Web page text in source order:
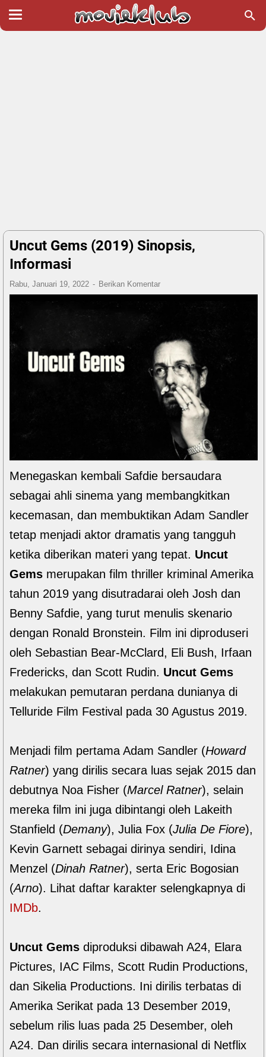
Uncut Gems (2019) Sinopsis,
Informasi
Rabu, Januari 19, 2022 Berikan Komentar
Menegaskan kembali Safdie bersaudara
sebagai ahli sinema yang membangkitkan
kecemasan, dan membuktikan Adam Sandler
tetap menjadi aktor dramatis yang tangguh
ketika diberikan materi yang tepat. Uncut
Gems merupakan film thriller kriminal Amerika
tahun 2019 yang disutradarai oleh Josh dan
Benny Safdie, yang turut menulis skenario
dengan Ronald Bronstein. Film ini diproduseri
oleh Sebastian Bear-McClard, Eli Bush, Irfaan
Fredericks, dan Scott Rudin. Uncut Gems
melakukan pemutaran perdana dunianya di
Telluride Film Festival pada 30 Agustus 2019.
Menjadi film pertama Adam Sandler (Howard
Ratner) yang dirilis secara luas sejak 2015 dan
debutnya Noa Fisher (Marcel Ratner), selain
mereka film ini juga dibintangi oleh Lakeith
Stanfield (Demany), Julia Fox (Julia De Fiore),
Kevin Garnett sebagai dirinya sendiri, Idina
Menzel (Dinah Ratner), serta Eric Bogosian
(Arno). Lihat daftar karakter selengkapnya di
IMDb.
Uncut Gems diproduksi dibawah A24, Elara
Pictures, IAC Films, Scott Rudin Productions,
dan Sikelia Productions. Ini dirilis terbatas di
Amerika Serikat pada 13 Desember 2019,
sebelum rilis luas pada 25 Desember, oleh
A24. Dan dirilis secara internasional di Netflix